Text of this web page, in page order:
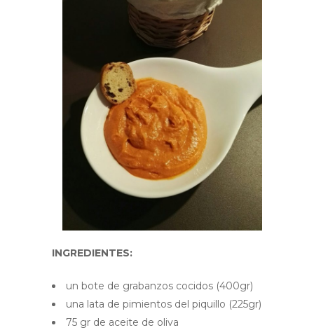
INGREDIENTES:
un bote de grabanzos cocidos (400gr)
una lata de pimientos del piquillo (225gr)
75 gr de aceite de oliva